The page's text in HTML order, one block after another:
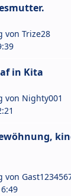
von Trize28
in Kita
von Nighty001
von